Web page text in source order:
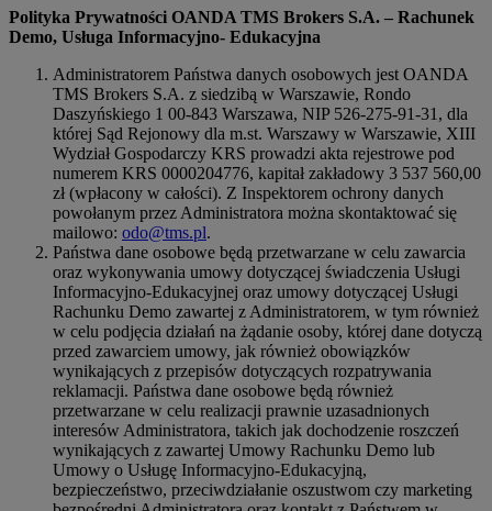
Polityka Prywatności OANDA TMS Brokers S.A. – Rachunek
Demo, Usługa Informacyjno- Edukacyjna
Administratorem Państwa danych osobowych jest OANDA
TMS Brokers S.A. z siedzibą w Warszawie, Rondo
Daszyńskiego 1 00-843 Warszawa, NIP 526-275-91-31, dla
której Sąd Rejonowy dla m.st. Warszawy w Warszawie, XIII
Wydział Gospodarczy KRS prowadzi akta rejestrowe pod
numerem KRS 0000204776, kapitał zakładowy 3 537 560,00
zł (wpłacony w całości). Z Inspektorem ochrony danych
powołanym przez Administratora można skontaktować się
mailowo: odo@tms.pl.
Państwa dane osobowe będą przetwarzane w celu zawarcia
oraz wykonywania umowy dotyczącej świadczenia Usługi
Informacyjno-Edukacyjnej oraz umowy dotyczącej Usługi
Rachunku Demo zawartej z Administratorem, w tym również
w celu podjęcia działań na żądanie osoby, której dane dotyczą
przed zawarciem umowy, jak również obowiązków
wynikających z przepisów dotyczących rozpatrywania
reklamacji. Państwa dane osobowe będą również
przetwarzane w celu realizacji prawnie uzasadnionych
interesów Administratora, takich jak dochodzenie roszczeń
wynikających z zawartej Umowy Rachunku Demo lub
Umowy o Usługę Informacyjno-Edukacyjną,
bezpieczeństwo, przeciwdziałanie oszustwom czy marketing